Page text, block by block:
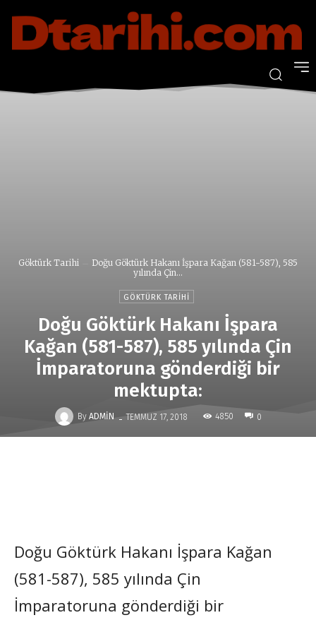
Göktürk Tarihi
Doğu Göktürk Hakanı İşpara Kağan (581-587), 585
yılında Çin...
GÖKTÜRK TARIHI
Doğu Göktürk Hakanı İşpara
Kağan (581-587), 585 yılında Çin
İmparatoruna gönderdiği bir
mektupta:
By ADMIN - TEMMUZ 17, 2018 4850 0
Doğu Göktürk Hakanı İşpara Kağan
(581-587), 585 yılında Çin
İmparatoruna gönderdiği bir